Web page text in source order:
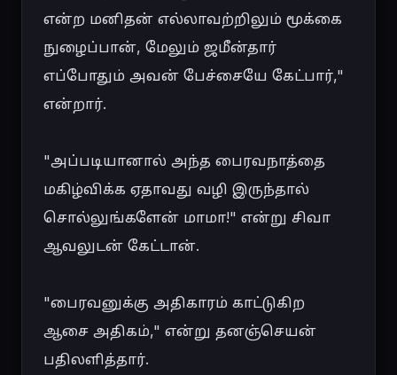
என்ற மனிதன் எல்லாவற்றிலும் மூக்கை
நுழைப்பான், மேலும் ஜமீன்தார்
எப்போதும் அவன் பேச்சையே கேட்பார்,"
என்றார்.
"அப்படியானால் அந்த பைரவநாத்தை
மகிழ்விக்க ஏதாவது வழி இருந்தால்
சொல்லுங்களேன் மாமா!" என்று சிவா
ஆவலுடன் கேட்டான்.
"பைரவனுக்கு அதிகாரம் காட்டுகிற
ஆசை அதிகம்," என்று தனஞ்செயன்
பதிலளித்தார்.